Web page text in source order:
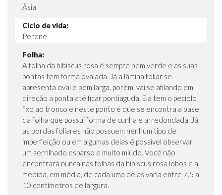
Ásia
Ciclo de vida:
Perene
Folha:
A folha da hibiscus rosa é sempre bem verde e as suas
pontas tem forma ovalada. Já a lâmina foliar se
apresenta oval e bem larga, porém, vai se afilando em
direção a ponta até ficar pontiaguda. Ela tem o pecíolo
fixo ao tronco e neste ponto é que se encontra a base
da folha que possui forma de cunha e arredondada. Já
as bordas foliares não possuem nenhum tipo de
imperfeição ou em algumas delas é possível observar
um serrilhado esparso e muito miúdo. Você não
encontrará nunca nas folhas da hibiscus rosa lobos e a
medida, em média, de cada uma delas varia entre 7,5 a
10 centímetros de largura.